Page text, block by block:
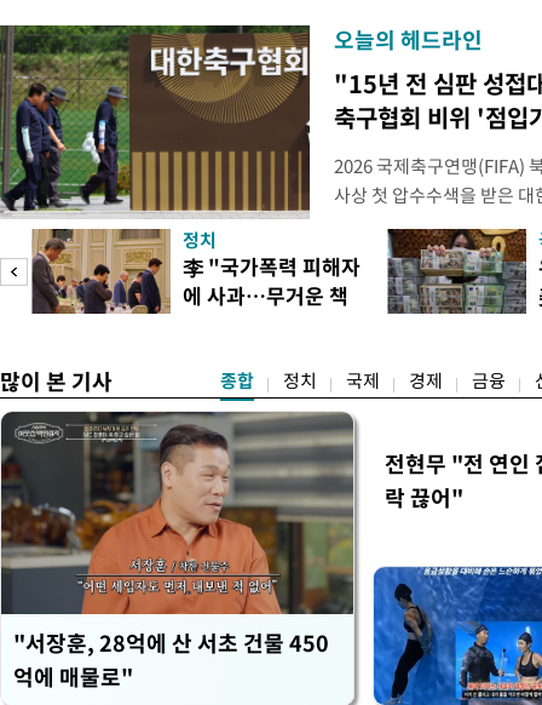
오늘의 헤드라인
"15년 전 심판 성접
축구협회 비위 '점입
2026 국제축구연맹(FIFA)
사상 첫 압수수색을 받은
거지면서 그야말로 쑥대
심판 성 접대 파문까지 파
돌이킬 수 없는 지경까지
홍명보 전 감독을 국가대
정치
李 "국가폭력 피해자
에 사과…무거운 책
많이 본 기사 종합 정치 국제 경제 금융
"서장훈, 28억에 산 서초 건물 450
억에 매물로"
전현무 "전 연인
락 끊어"